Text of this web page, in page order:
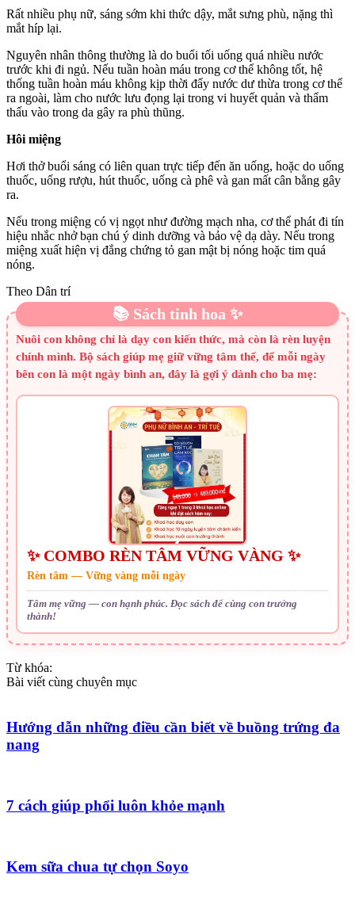
Rất nhiều phụ nữ, sáng sớm khi thức dậy, mắt sưng phù, nặng thì
mắt híp lại.
Nguyên nhân thông thường là do buổi tối uống quá nhiều nước
trước khi đi ngủ. Nếu tuần hoàn máu trong cơ thể không tốt, hệ
thống tuần hoàn máu không kịp thời đẩy nước dư thừa trong cơ thể
ra ngoài, làm cho nước lưu đọng lại trong vi huyết quản và thẩm
thấu vào trong da gây ra phù thũng.
Hôi miệng
Hơi thở buổi sáng có liên quan trực tiếp đến ăn uống, hoặc do uống
thuốc, uống rượu, hút thuốc, uống cà phê và gan mất cân bằng gây
ra.
Nếu trong miệng có vị ngọt như đường mạch nha, cơ thể phát đi tín
hiệu nhắc nhở bạn chú ý dinh dưỡng và bảo vệ dạ dày. Nếu trong
miệng xuất hiện vị đắng chứng tỏ gan mật bị nóng hoặc tim quá
nóng.
Theo Dân trí
📚 Sách tinh hoa ✨
Nuôi con không chỉ là dạy con kiến thức, mà còn là rèn luyện
chính mình. Bộ sách giúp mẹ giữ vững tâm thế, để mỗi ngày
bên con là một ngày bình an, đây là gợi ý dành cho ba mẹ:
✨ COMBO RÈN TÂM VỮNG VÀNG ✨
Rèn tâm — Vững vàng mỗi ngày
Tâm mẹ vững — con hạnh phúc. Đọc sách để cùng con trưởng
thành!
Từ khóa:
Bài viết cùng chuyên mục
Hướng dẫn những điều cần biết về buồng trứng đa
nang
7 cách giúp phổi luôn khỏe mạnh
Kem sữa chua tự chọn Soyo